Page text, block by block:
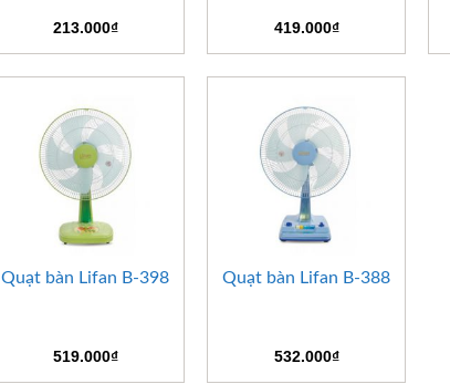
213.000₫ 419.000₫
Quạt bàn Lifan B-398
519.000₫
Quạt bàn Lifan B-388
532.000₫